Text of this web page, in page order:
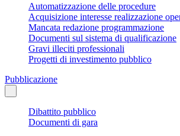
Automatizzazione delle procedure
Acquisizione interesse realizzazione
Mancata redazione programmazione
Documenti sul sistema di qualificazione
Gravi illeciti professionali
Progetti di investimento pubblico
Pubblicazione
Dibattito pubblico
Documenti di gara